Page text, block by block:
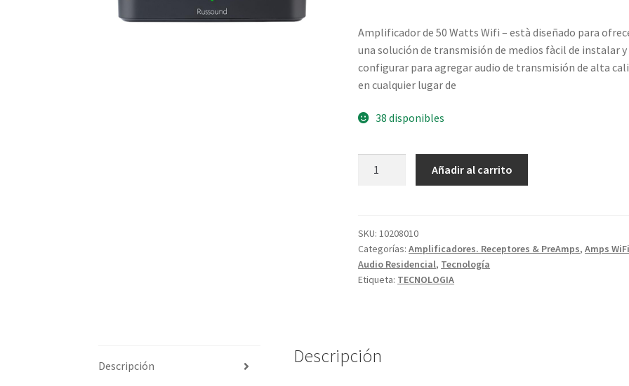
Amplificador de 50 Watts Wifi – està diseñado para
una solución de transmisión de medios fàcil de instalar y
configurar para agregar audio de transmisión de alta
en cualquier lugar de
38 disponibles
Añadir al carrito
SKU: 10208010
Categorías:Amplificadores. Receptores & PreAmps,Amps WiFi
Audio Residencial, Tecnología
Etiqueta: TECNOLOGIA
Descripción Descripción